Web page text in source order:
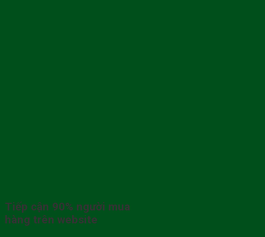
Tiếp cận 90% người mua
hàng trên website